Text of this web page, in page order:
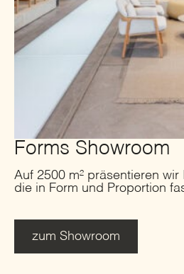
Forms Showroom
Auf 2500 m² präsentieren
die in Form und Proportion
zum Showroom